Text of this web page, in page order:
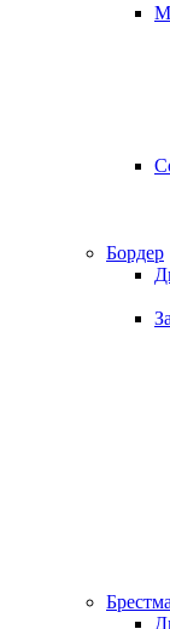
Бордер